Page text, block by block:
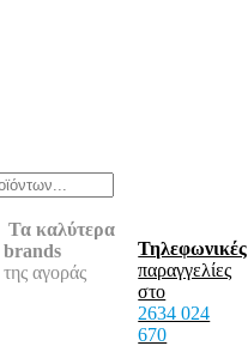
Τα καλύτερα
brands
της αγοράς
Τηλεφωνικές
παραγγελίες
στο
2634 024
670